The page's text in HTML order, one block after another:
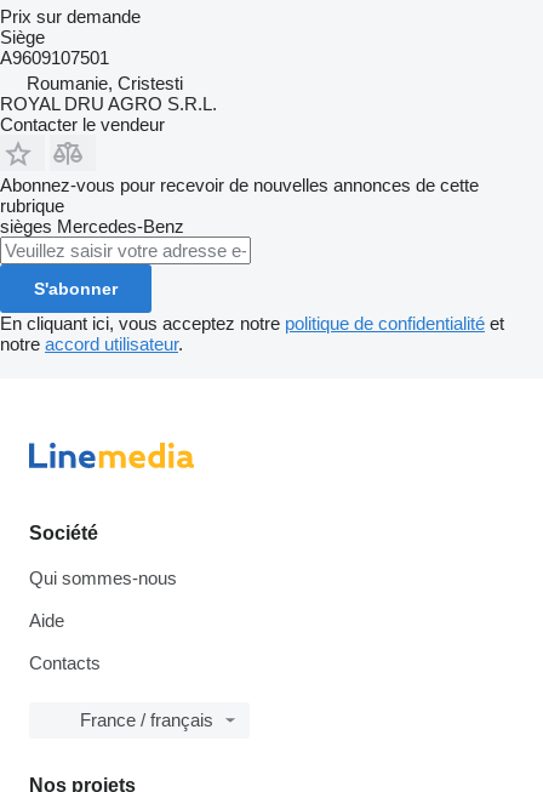
Prix sur demande
Siège
A9609107501
Roumanie, Cristesti
ROYAL DRU AGRO S.R.L.
Contacter le vendeur
Abonnez-vous pour recevoir de nouvelles annonces de cette
rubrique
sièges Mercedes-Benz
S'abonner
En cliquant ici, vous acceptez notre politique de confidentialité et
notre accord utilisateur.
Société
Qui sommes-nous
Aide
Contacts
France / français
Nos projets